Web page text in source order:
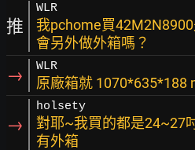
推
WLR
我pchome買
會另外做外箱嗎？
→ WLR
原廠箱就 1070*635*188
→
holsety
對耶~我買的都是24~27
有外箱